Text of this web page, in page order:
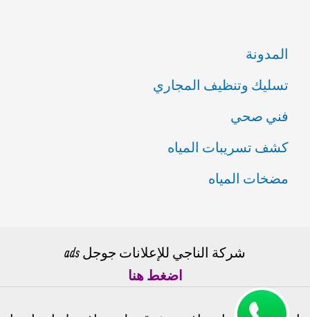
المدونة
تسليك وتنظيف المجاري
فني صحي
كشف تسريبات المياه
مضخات المياه
شركة الناجي للإعلانات جوجل ads
اضغط هنا